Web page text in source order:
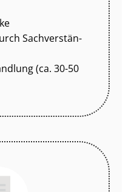
Sach­ver­stän­
(ca. 30-50